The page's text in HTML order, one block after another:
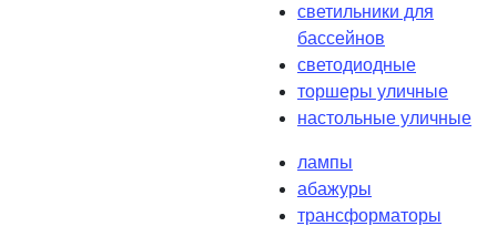
светильники для
бассейнов
светодиодные
торшеры уличные
настольные уличные
лампы
абажуры
трансформаторы